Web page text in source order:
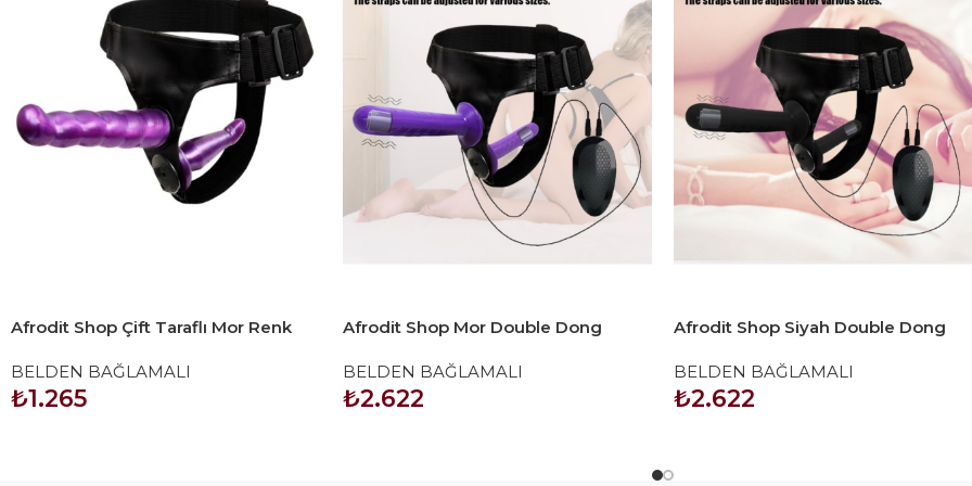
Afrodit Shop Çift Taraflı Mor Renk
BELDEN BAĞLAMALI
₺1.265
Afrodit Shop Mor Double Dong
Taraflı Bisex Dildo Vibratör
BELDEN BAĞLAMALI
₺2.622
Afrodit Shop Siyah Double Dong
Taraflı Bisex Dildo Vibratör
BELDEN BAĞLAMALI
₺2.622